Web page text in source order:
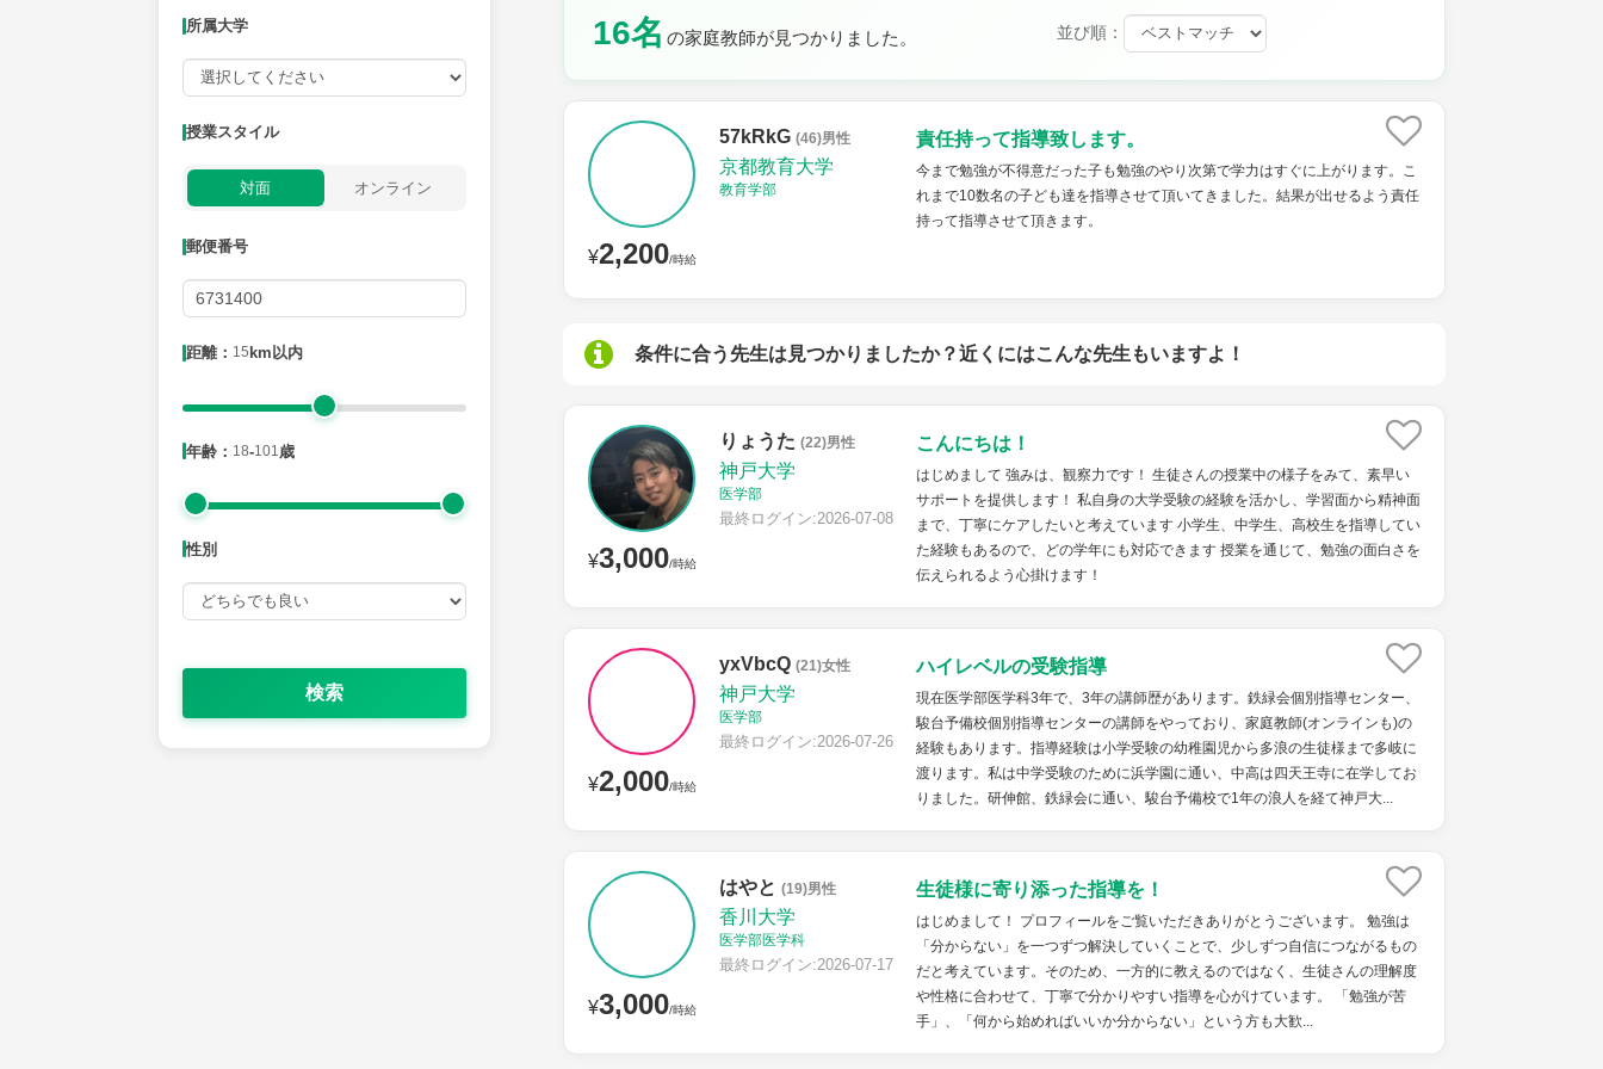
所属大学
授業スタイル
対面 オンライン
郵便番号
距離： 15 km以内
年齢： 18-101 歳
性別
検索
16名 の家庭教師が見つかりました。 並び順：
¥2,200/時給
57kRkG (46)男性
京都教育大学
教育学部
責任持って指導致します。
今まで勉強が不得意だった子も勉強のやり次第で学力はすぐに上がります。こ
れまで10数名の子ども達を指導させて頂いてきました。結果が出せるよう責任
持って指導させて頂きます。
条件に合う先生は見つかりましたか？近くにはこんな先生もいますよ！
¥3,000/時給
りょうた (22)男性
神戸大学
医学部
最終ログイン:2026-07-08
こんにちは！
はじめまして 強みは、観察力です！ 生徒さんの授業中の様子をみて、素早い
サポートを提供します！ 私自身の大学受験の経験を活かし、学習面から精神面
まで、丁寧にケアしたいと考えています 小学生、中学生、高校生を指導してい
た経験もあるので、どの学年にも対応できます 授業を通じて、勉強の面白さを
伝えられるよう心掛けます！
¥2,000/時給
yxVbcQ (21)女性
神戸大学
医学部
最終ログイン:2026-07-26
ハイレベルの受験指導
現在医学部医学科3年で、3年の講師歴があります。鉄緑会個別指導センター、
駿台予備校個別指導センターの講師をやっており、家庭教師(オンラインも)の
経験もあります。指導経験は小学受験の幼稚園児から多浪の生徒様まで多岐に
渡ります。私は中学受験のために浜学園に通い、中高は四天王寺に在学してお
りました。研伸館、鉄緑会に通い、駿台予備校で1年の浪人を経て神戸大...
¥3,000/時給
はやと (19)男性
香川大学
医学部医学科
最終ログイン:2026-07-17
生徒様に寄り添った指導を！
はじめまして！ プロフィールをご覧いただきありがとうございます。 勉強は
「分からない」を一つずつ解決していくことで、少しずつ自信につながるもの
だと考えています。そのため、一方的に教えるのではなく、生徒さんの理解度
や性格に合わせて、丁寧で分かりやすい指導を心がけています。 「勉強が苦
手」、「何から始めればいいか分からない」という方も大歓...
授業可能日
月曜日 火曜日 日曜日
距離：15km以内
年齢：18-101歳